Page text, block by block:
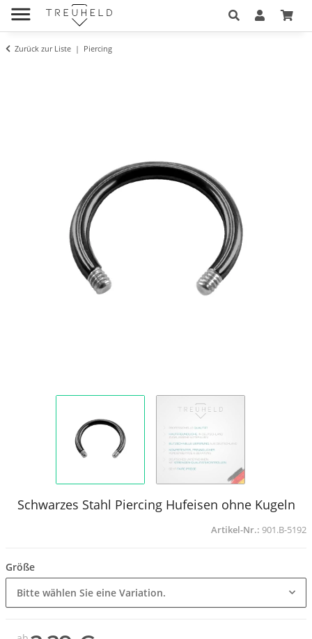
Zurück zur Liste Piercing
Schwarzes Stahl Piercing Hufeisen ohne Kugeln
Artikel-Nr.: 901.B-5192
Größe
Bitte wählen Sie eine Variation.